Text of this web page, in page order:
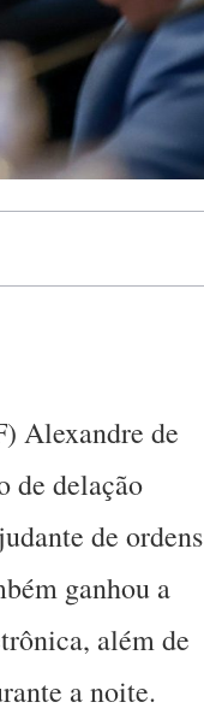
Alexandre de
de delação
de ordens
ganhou a
além de
a noite.